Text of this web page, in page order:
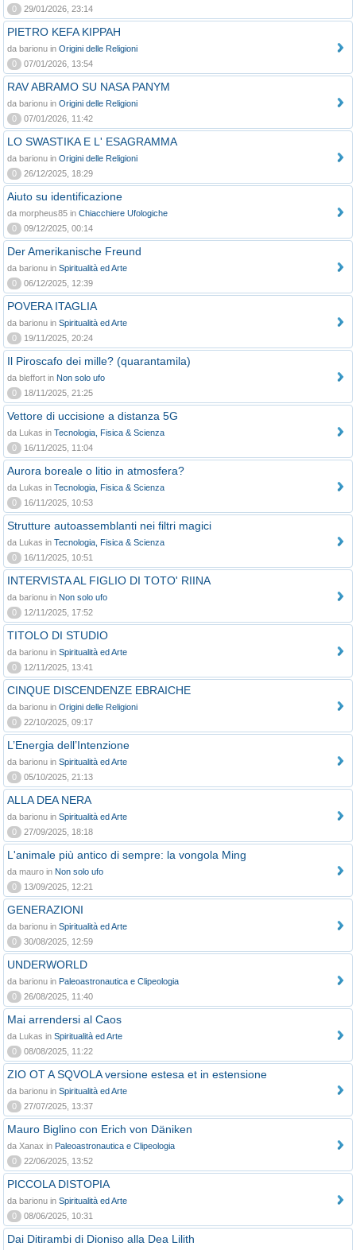
0
29/01/2026, 23:14
PIETRO KEFA KIPPAH
da barionu in Origini delle Religioni
0
07/01/2026, 13:54
RAV ABRAMO SU NASA PANYM
da barionu in Origini delle Religioni
0
07/01/2026, 11:42
LO SWASTIKA E L' ESAGRAMMA
da barionu in Origini delle Religioni
0
26/12/2025, 18:29
Aiuto su identificazione
da morpheus85 in Chiacchiere Ufologiche
0
09/12/2025, 00:14
Der Amerikanische Freund
da barionu in Spiritualità ed Arte
0
06/12/2025, 12:39
POVERA ITAGLIA
da barionu in Spiritualità ed Arte
0
19/11/2025, 20:24
Il Piroscafo dei mille? (quarantamila)
da bleffort in Non solo ufo
0
18/11/2025, 21:25
Vettore di uccisione a distanza 5G
da Lukas in Tecnologia, Fisica & Scienza
0
16/11/2025, 11:04
Aurora boreale o litio in atmosfera?
da Lukas in Tecnologia, Fisica & Scienza
0
16/11/2025, 10:53
Strutture autoassemblanti nei filtri magici
da Lukas in Tecnologia, Fisica & Scienza
0
16/11/2025, 10:51
INTERVISTA AL FIGLIO DI TOTO' RIINA
da barionu in Non solo ufo
0
12/11/2025, 17:52
TITOLO DI STUDIO
da barionu in Spiritualità ed Arte
0
12/11/2025, 13:41
CINQUE DISCENDENZE EBRAICHE
da barionu in Origini delle Religioni
0
22/10/2025, 09:17
L’Energia dell’Intenzione
da barionu in Spiritualità ed Arte
0
05/10/2025, 21:13
ALLA DEA NERA
da barionu in Spiritualità ed Arte
0
27/09/2025, 18:18
L'animale più antico di sempre: la vongola Ming
da mauro in Non solo ufo
0
13/09/2025, 12:21
GENERAZIONI
da barionu in Spiritualità ed Arte
0
30/08/2025, 12:59
UNDERWORLD
da barionu in Paleoastronautica e Clipeologia
0
26/08/2025, 11:40
Mai arrendersi al Caos
da Lukas in Spiritualità ed Arte
0
08/08/2025, 11:22
ZIO OT A SQVOLA versione estesa et in estensione
da barionu in Spiritualità ed Arte
0
27/07/2025, 13:37
Mauro Biglino con Erich von Däniken
da Xanax in Paleoastronautica e Clipeologia
0
22/06/2025, 13:52
PICCOLA DISTOPIA
da barionu in Spiritualità ed Arte
0
08/06/2025, 10:31
Dai Ditirambi di Dioniso alla Dea Lilith